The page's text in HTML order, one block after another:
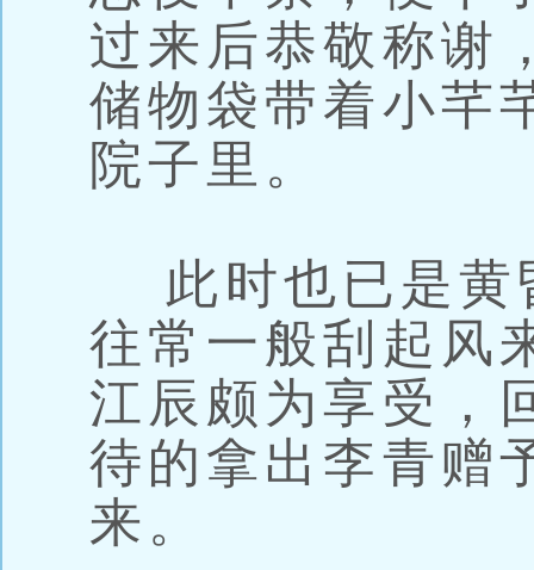
过来后恭敬称谢
储物袋带着小芊
院子里。
此时也已是黄
往常一般刮起风
江辰颇为享受，
待的拿出李青赠
来。